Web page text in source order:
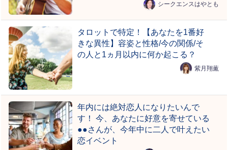
シークエンスはやとも
タロットで特定！【あなたを1番好
きな異性】容姿と性格/今の関係/そ
の人と1ヵ月以内に何か起こる？
紫月翔薫
年内には絶対恋人になりたいんで
す！ 今、あなたに好意を寄せている
●●さんが、今年中に二人で叶えたい
恋イベント